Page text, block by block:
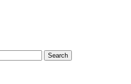
Search